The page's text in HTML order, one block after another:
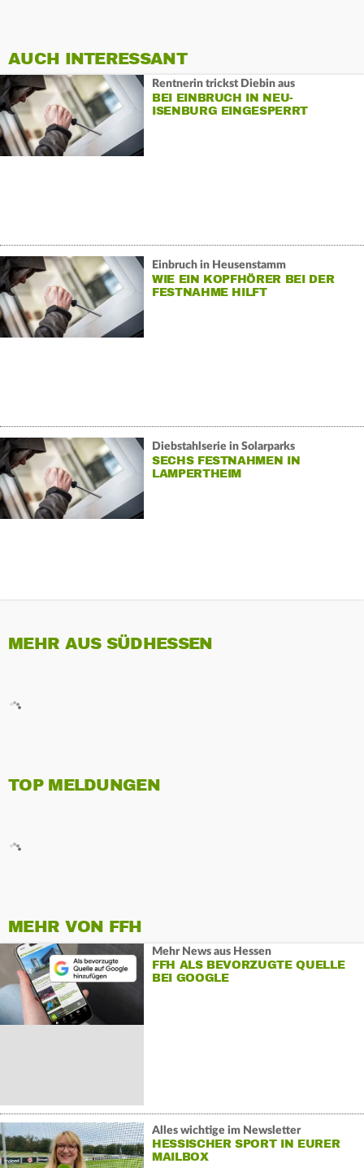
AUCH INTERESSANT
Rentnerin trickst Diebin aus
BEI EINBRUCH IN NEU-
ISENBURG EINGESPERRT
Einbruch in Heusenstamm
WIE EIN KOPFHÖRER BEI DER
FESTNAHME HILFT
Diebstahlserie in Solarparks
SECHS FESTNAHMEN IN
LAMPERTHEIM
MEHR AUS SÜDHESSEN
TOP MELDUNGEN
MEHR VON FFH
Mehr News aus Hessen
FFH ALS BEVORZUGTE QUELLE
BEI GOOGLE
Alles wichtige im Newsletter
HESSISCHER SPORT IN EURER
MAILBOX